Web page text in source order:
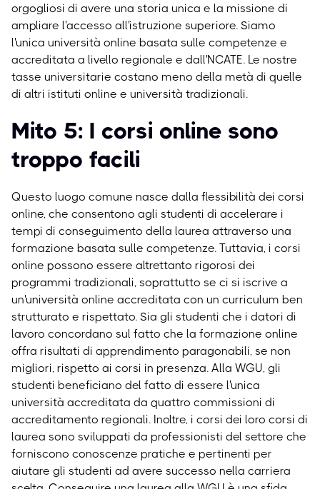
orgogliosi di avere una storia unica e la missione di
ampliare l'accesso all'istruzione superiore. Siamo
l'unica università online basata sulle competenze e
accreditata a livello regionale e dall'NCATE. Le nostre
tasse universitarie costano meno della metà di quelle
di altri istituti online e università tradizionali.
Mito 5: I corsi online sono
troppo facili
Questo luogo comune nasce dalla flessibilità dei corsi
online, che consentono agli studenti di accelerare i
tempi di conseguimento della laurea attraverso una
formazione basata sulle competenze. Tuttavia, i corsi
online possono essere altrettanto rigorosi dei
programmi tradizionali, soprattutto se ci si iscrive a
un'università online accreditata con un curriculum ben
strutturato e rispettato. Sia gli studenti che i datori di
lavoro concordano sul fatto che la formazione online
offra risultati di apprendimento paragonabili, se non
migliori, rispetto ai corsi in presenza. Alla WGU, gli
studenti beneficiano del fatto di essere l'unica
università accreditata da quattro commissioni di
accreditamento regionali. Inoltre, i corsi dei loro corsi di
laurea sono sviluppati da professionisti del settore che
forniscono conoscenze pratiche e pertinenti per
aiutare gli studenti ad avere successo nella carriera